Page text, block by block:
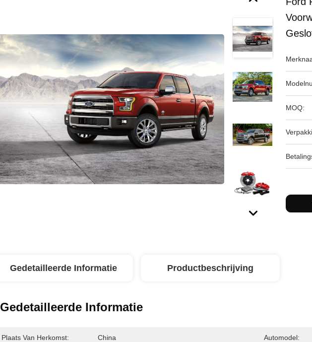
MOQ:
Gedetailleerde Informatie Productbeschrijving
Gedetailleerde Informatie
Plaats Van Herkomst: China Automodel: